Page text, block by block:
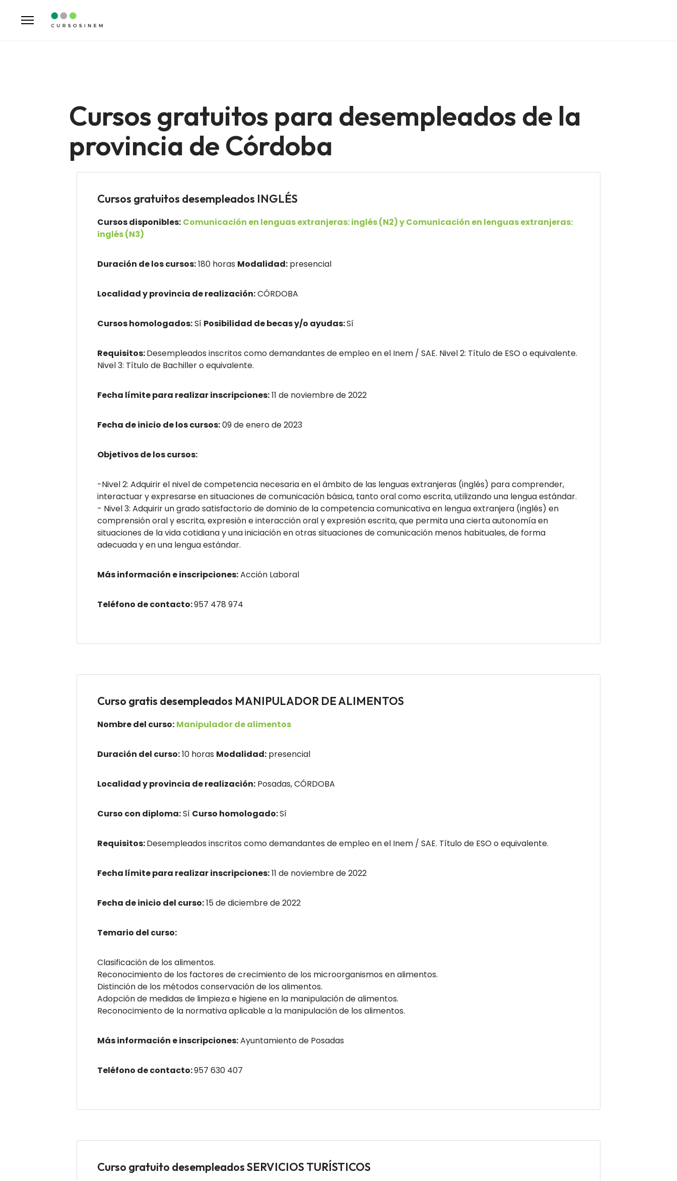
Cursos gratuitos para desempleados de la
provincia de Córdoba
Cursos gratuitos desempleados INGLÉS
Cursos disponibles: Comunicación en lenguas extranjeras: inglés (N2) y Comunicación en lenguas extranjeras:
inglés (N3)
Duración de los cursos:180 horas Modalidad: presencial
Localidad y provincia de realización:CÓRDOBA
Cursos homologados:Sí Posibilidad de becas y/o ayudas:Sí
Requisitos:Desempleados inscritos como demandantes de empleo en el Inem / SAE. Nivel 2: Título de ESO o equivalente.
Nivel 3: Título de Bachiller o equivalente.
Fecha límite para realizar inscripciones:11 de noviembre de 2022
Fecha de inicio de los cursos:09 de enero de 2023
Objetivos de los cursos:
-Nivel 2: Adquirir el nivel de competencia necesaria en el ámbito de las lenguas extranjeras (inglés) para comprender,
interactuar y expresarse en situaciones de comunicación básica, tanto oral como escrita, utilizando una lengua estándar.
- Nivel 3: Adquirir un grado satisfactorio de dominio de la competencia comunicativa en lengua extranjera (inglés) en
comprensión oral y escrita, expresión e interacción oral y expresión escrita, que permita una cierta autonomía en
situaciones de la vida cotidiana y una iniciación en otras situaciones de comunicación menos habituales, de forma
adecuada y en una lengua estándar.
Más información e inscripciones:Acción Laboral
Teléfono de contacto:957 478 974
Curso gratis desempleados MANIPULADOR DE ALIMENTOS
Nombre del curso: Manipulador de alimentos
Duración del curso:10 horas Modalidad: presencial
Localidad y provincia de realización: Posadas, CÓRDOBA
Curso con diploma:Sí Curso homologado:Sí
Requisitos:Desempleados inscritos como demandantes de empleo en el Inem / SAE. Título de ESO o equivalente.
Fecha límite para realizar inscripciones:11 de noviembre de 2022
Fecha de inicio del curso:15 de diciembre de 2022
Temario del curso:
Clasificación de los alimentos.
Reconocimiento de los factores de crecimiento de los microorganismos en alimentos.
Distinción de los métodos conservación de los alimentos.
Adopción de medidas de limpieza e higiene en la manipulación de alimentos.
Reconocimiento de la normativa aplicable a la manipulación de los alimentos.
Más información e inscripciones:Ayuntamiento de Posadas
Teléfono de contacto:957 630 407
Curso gratuito desempleados SERVICIOS TURÍSTICOS